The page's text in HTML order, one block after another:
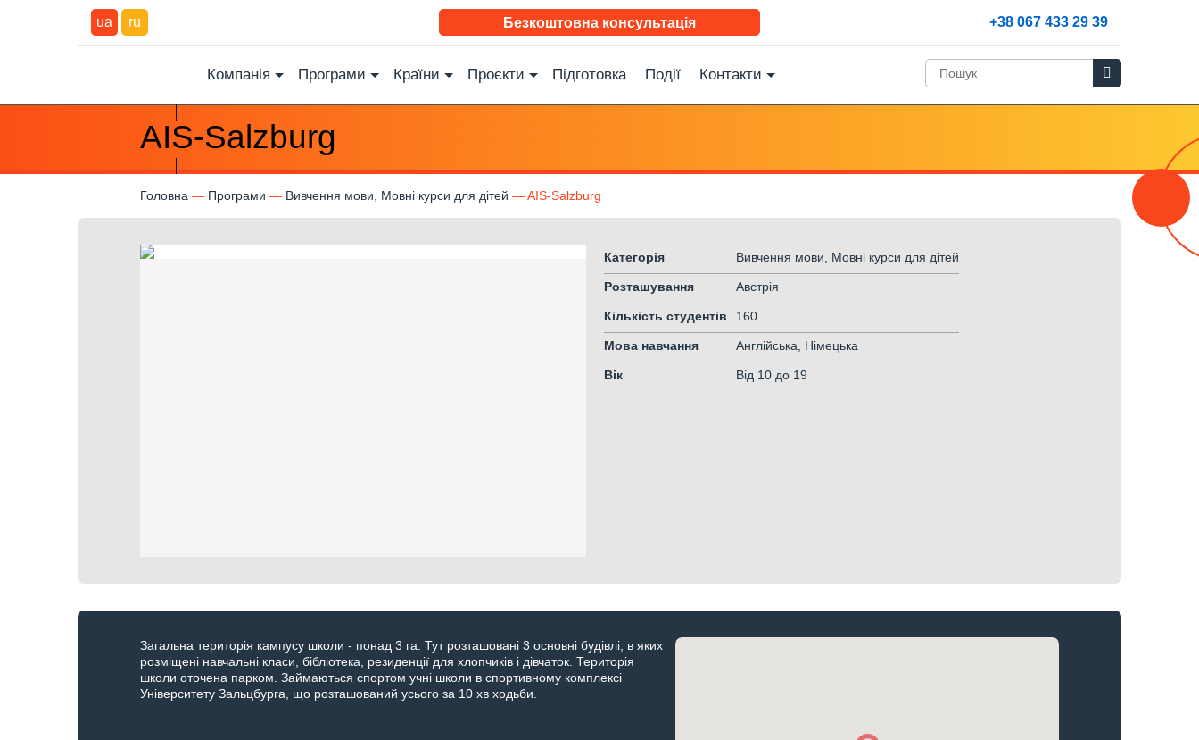
ua ru Безкоштовна консультація +38 067 433 29 39
Компанія Програми Країни Проєкти Підготовка Події Контакти
AIS-Salzburg
Головна Програми Вивчення мови, Мовні курси для дітей AIS-Salzburg
Категорія Вивчення мови, Мовні курси для дітей
Розташування Австрія
Кількість студентів 160
Мова навчання Англійська, Німецька
Вік Від 10 до 19
Загальна територія кампусу школи - понад 3 га. Тут розташовані 3 основні будівлі, в яких
розміщені навчальні класи, бібліотека, резиденції для хлопчиків і дівчаток. Територія
школи оточена парком. Займаються спортом учні школи в спортивному комплексі
Університету Зальцбурга, що розташований усього за 10 хв ходьби.